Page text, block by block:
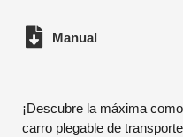
Manual
¡Descubre la máxima
carro plegable de